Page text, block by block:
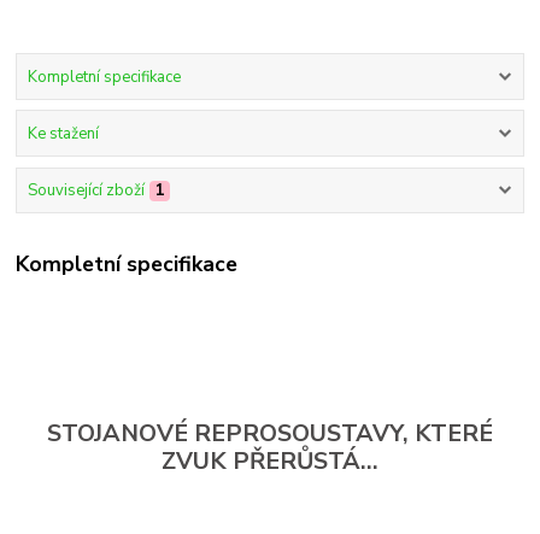
Kompletní specifikace
Ke stažení
Související zboží 1
Kompletní specifikace
STOJANOVÉ REPROSOUSTAVY, KTERÉ
ZVUK PŘERŮSTÁ...